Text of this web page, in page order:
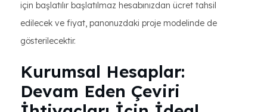
için başlatılır başlatılmaz hesabınızdan ücret tahsil
edilecek ve fiyat, panonuzdaki proje modelinde de
gösterilecektir.
Kurumsal Hesaplar:
Devam Eden Çeviri